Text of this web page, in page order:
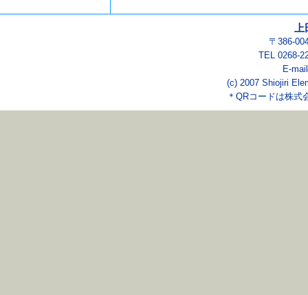
〒386-
TEL 0268-
E-
(c) 2007 Shiojiri
＊QRコードは株式